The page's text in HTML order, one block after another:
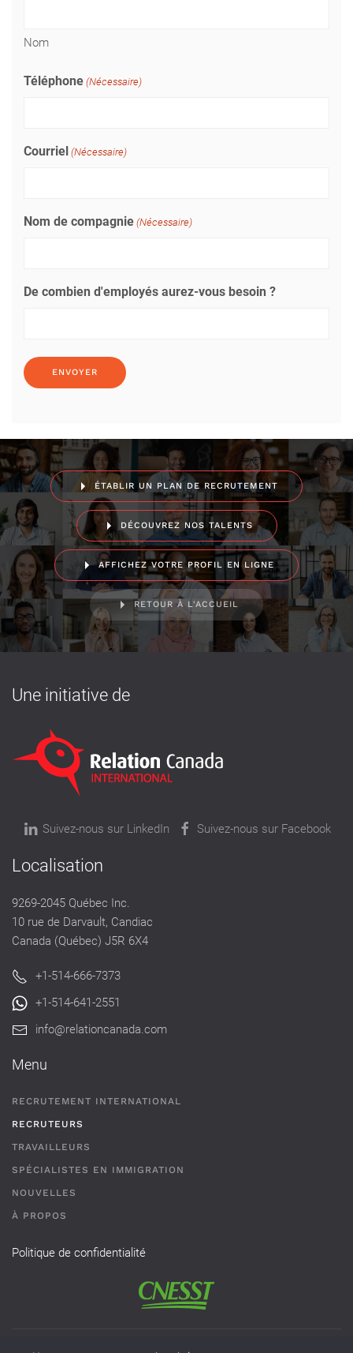
Nom
Téléphone (Nécessaire)
Courriel (Nécessaire)
Nom de compagnie (Nécessaire)
De combien d'employés aurez-vous besoin ?
ÉTABLIR UN PLAN DE RECRUTEMENT
DÉCOUVREZ NOS TALENTS
AFFICHEZ VOTRE PROFIL EN LIGNE
RETOUR À L'ACCUEIL
Une initiative de
Suivez-nous sur LinkedIn Suivez-nous sur Facebook
Localisation
9269-2045 Québec Inc.
10 rue de Darvault, Candiac
Canada (Québec) J5R 6X4
+1-514-666-7373
+1-514-641-2551
info@relationcanada.com
Menu
RECRUTEMENT INTERNATIONAL
RECRUTEURS
TRAVAILLEURS
SPÉCIALISTES EN IMMIGRATION
NOUVELLES
À PROPOS
Politique de confidentialité